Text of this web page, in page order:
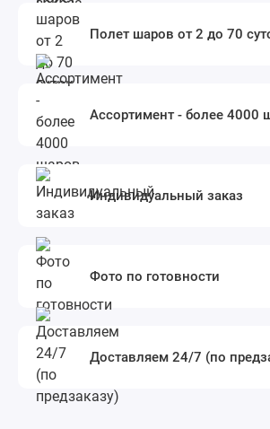
Полет шаров от 2 до 70
Ассортимент - более 4000
Индивидуальный заказ
Фото по готовности
Доставляем 24/7 (по